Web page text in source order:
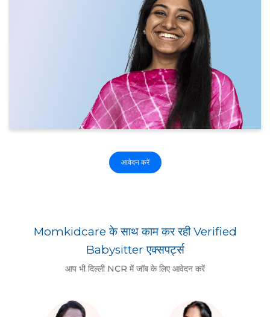
आवेदन करें
Momkidcare के साथ काम कर रही Verified
Babysitter एक्सपर्ट्स
आप भी दिल्ली NCR में जॉब के लिए आवेदन करें